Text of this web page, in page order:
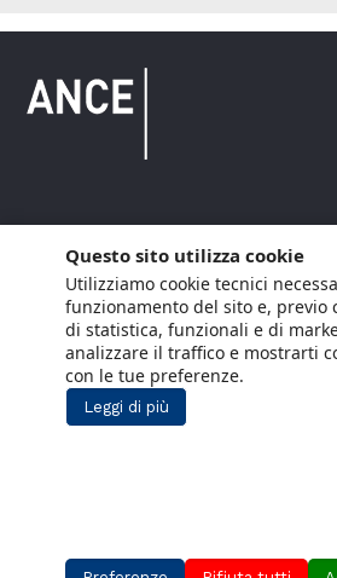
Copyright © 2021 ANCE. Tutti i diritti
Privacy
Arianna Net
Società
servizi
Cookie Policy
Arianna CE
Gestisci cookie
Social Media Policy
Questo sito utilizza cookie
Utilizziamo cookie tecnici
funzionamento del sito e, previo
di statistica, funzionali e di
analizzare il traffico e mostrarti
con le tue preferenze.
Leggi di più